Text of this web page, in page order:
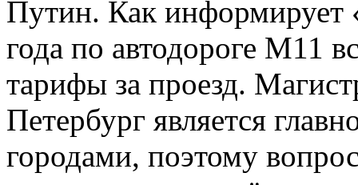
Путин. Как информирует
года по автодороге М11
тарифы за проезд.
Петербург является
городами, поэтому